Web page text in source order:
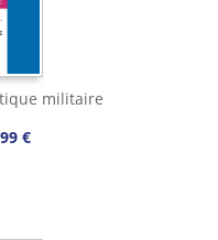
militaire
€